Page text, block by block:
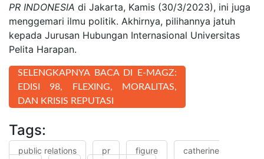
PR INDONESIA di Jakarta, Kamis (30/3/2023), ini juga
menggemari ilmu politik. Akhirnya, pilihannya jatuh
kepada Jurusan Hubungan Internasional Universitas
Pelita Harapan.
SELENGKAPNYA BACA DI E-MAGZ:
EDISI 98, FLEXING, MORALITAS,
DAN KRISIS REPUTASI
Tags:
public relations pr figure
catherine